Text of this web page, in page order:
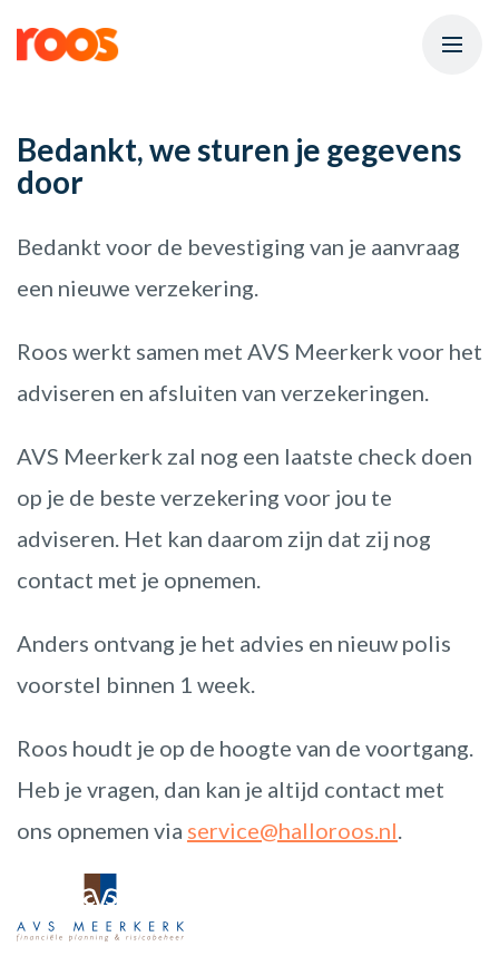
Bedankt, we sturen je gegevens
door
Bedankt voor de bevestiging van je aanvraag
een nieuwe verzekering.
Roos werkt samen met AVS Meerkerk voor het
adviseren en afsluiten van verzekeringen.
AVS Meerkerk zal nog een laatste check doen
op je de beste verzekering voor jou te
adviseren. Het kan daarom zijn dat zij nog
contact met je opnemen.
Anders ontvang je het advies en nieuw polis
voorstel binnen 1 week.
Roos houdt je op de hoogte van de voortgang.
Heb je vragen, dan kan je altijd contact met
ons opnemen via service@halloroos.nl.